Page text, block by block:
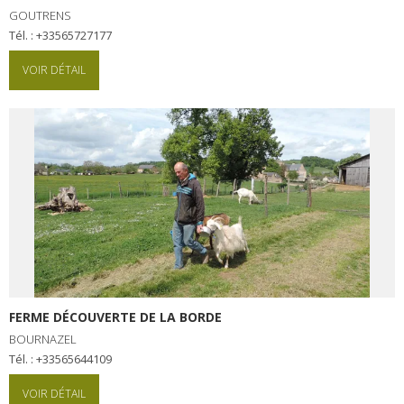
Les visites accompagnées
L'espace Georges Rouquier
à Goutrens
Goutrens
Le musée de la forge à
Belcastel
Artistes et artisans d'art
La gastronomie
locale
La chataîgne
Les vignes
Les marchés et foires
Nos producteurs
Recettes et produits locaux
GOUTRENS
Tél. : +33565727177
VOIR DÉTAIL
FERME DÉCOUVERTE DE LA BORDE
BOURNAZEL
Tél. : +33565644109
VOIR DÉTAIL